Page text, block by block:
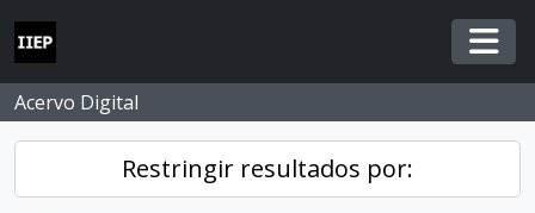
Skip to main content
Acervo Digital
Restringir resultados por: